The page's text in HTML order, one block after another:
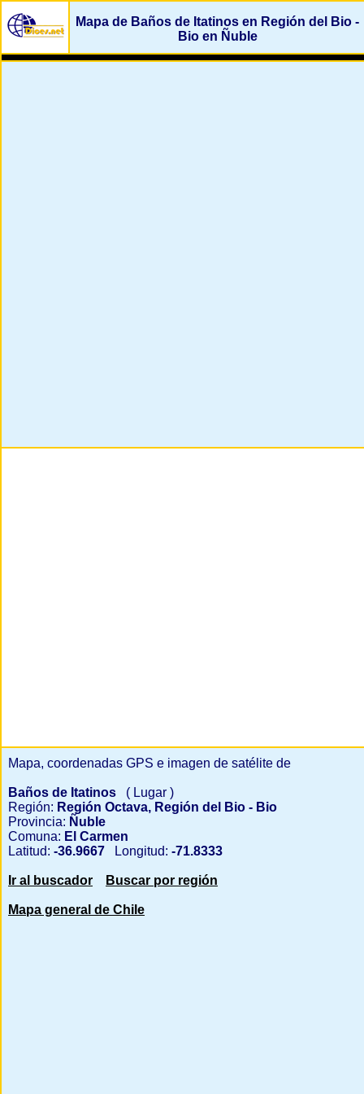
Mapa de Baños de Itatinos en Región del Bio -
Bio en Ñuble
Mapa, coordenadas GPS e imagen de satélite de
Baños de Itatinos
( Lugar )
Región: Región Octava, Región del Bio - Bio
Provincia: Ñuble
Comuna: El Carmen
Latitud: -36.9667 Longitud: -71.8333
Ir al buscador Buscar por región
Mapa general de Chile